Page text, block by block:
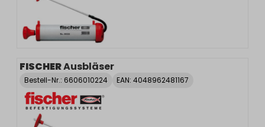
FISCHERAusbläser
Bestell-Nr.: 6606010224 EAN: 4048962481167